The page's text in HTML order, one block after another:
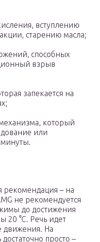
вступлению
старению масла;
способных
взрыв
запекается на
который
или
минуты.
рекомендация – на
не рекомендуется
до достижения
20 °C. Речь идет
движения. На
просто –